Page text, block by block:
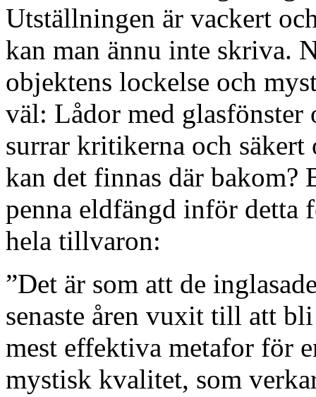
Utställningen är vackert
kan man ännu inte skriva.
objektens lockelse och
väl: Lådor med glasfönster
surrar kritikerna och säkert
kan det finnas där bakom?
penna eldfängd inför detta
hela tillvaron:
”Det är som att de
senaste åren vuxit till att
mest effektiva metafor för
mystisk kvalitet, som